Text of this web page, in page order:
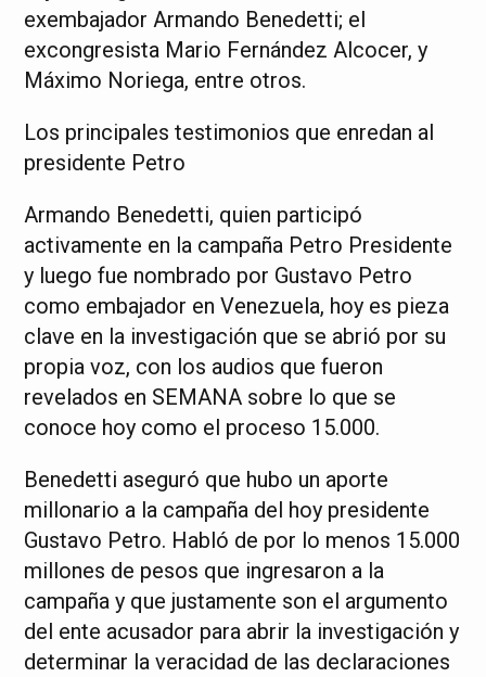
exembajador Armando Benedetti; el
excongresista Mario Fernández Alcocer, y
Máximo Noriega, entre otros.
Los principales testimonios que enredan al
presidente Petro
Armando Benedetti, quien participó
activamente en la campaña Petro Presidente
y luego fue nombrado por Gustavo Petro
como embajador en Venezuela, hoy es pieza
clave en la investigación que se abrió por su
propia voz, con los audios que fueron
revelados en SEMANA sobre lo que se
conoce hoy como el proceso 15.000.
Benedetti aseguró que hubo un aporte
millonario a la campaña del hoy presidente
Gustavo Petro. Habló de por lo menos 15.000
millones de pesos que ingresaron a la
campaña y que justamente son el argumento
del ente acusador para abrir la investigación y
determinar la veracidad de las declaraciones